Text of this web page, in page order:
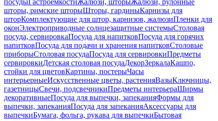
посудыГастроемкостиЖалюзи, шторыЖалюзи, рулонные
шторы, римские шторыШторы, гардиныКарнизы для
шторКомплектующие для штор, карнизов, жалюзиПленки для
оконЭлектроприводные солнцезащитные системыСтоловая
посуда, сервировкаПосуда для напитковПосуда для горячих
напитковПосуда для подачи и хранения напитковСтоловые
приборыСтоловая посудаПосуда для сервировкиПредметы
сервировкиДетская столовая посудаДекорЗеркалаКашпо,
стойки для цветовКартины, постерыЧасы
интерьерныеИскусственные цветы, растенияВазыКлючницы,
газетницыСвечи, подсвечникиПредметы интерьераШирмы
декоративныеПосуда для выпечки, запеканияФормы для
выпечки, запеканияПосуда для запеканияАксессуары для
выпечкиБумага, фольга, рукава для выпечкиБытовая